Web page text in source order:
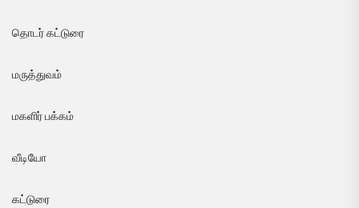
தொடர் கட்டுரை
மருத்துவம்
மகளிர் பக்கம்
வீடியோ
கட்டுரை